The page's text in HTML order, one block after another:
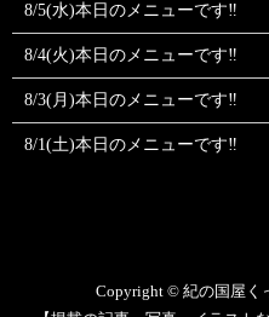
8/5(水)本日のメニューです‼️
8/4(火)本日のメニューです‼️
8/3(月)本日のメニューです‼️
8/1(土)本日のメニューです‼️
Copyright © 紀の国屋く